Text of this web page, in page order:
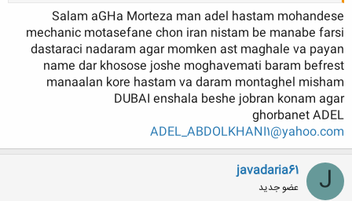
کلیک کنید تا باز شود...
Salam aGHa Morteza man adel hastam mohandese
mechanic motasefane chon iran nistam be manabe farsi
dastaraci nadaram agar momken ast maghale va payan
name dar khosose joshe moghavemati baram befrest
manaalan kore hastam va daram montaghel misham
DUBAI enshala beshe jobran konam agar
ghorbanet ADEL
ADEL_ABDOLKHANI1@yahoo.com
J
javadaria61
عضو جدید